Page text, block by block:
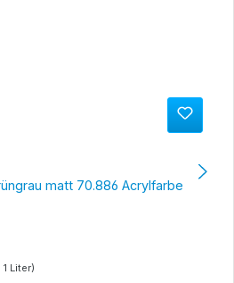
matt 70.886 Acrylfarbe
1 Liter)